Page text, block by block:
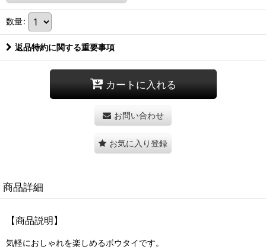
数量:
返品特約に関する重要事項
カートに入れる
お問い合わせ
お気に入り登録
商品詳細
【商品説明】
気軽におしゃれを楽しめるボウタイです。